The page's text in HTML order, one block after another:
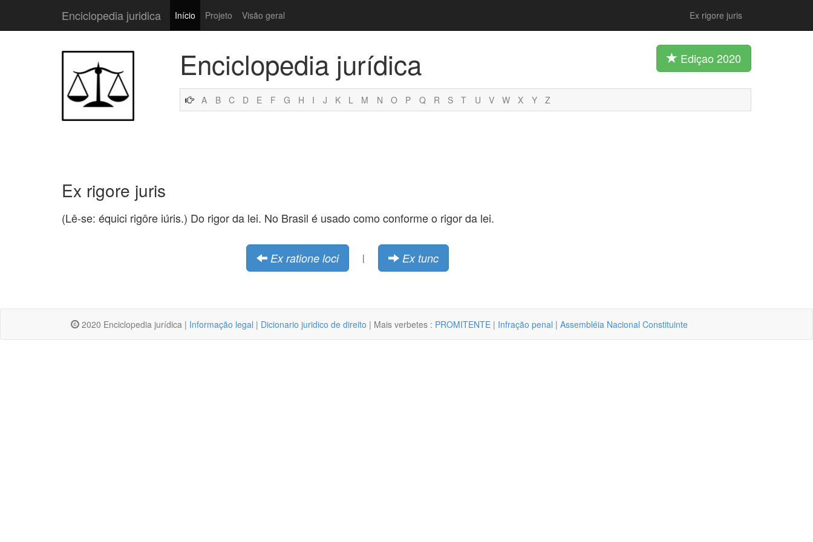
Enciclopedia juridica Início Projeto Visão geral Ex rigore juris
Enciclopedia jurídica Ediçao 2020
A B C D E F G H I J K L M N O P Q R S T U V W X Y Z
Ex rigore juris
(Lê-se: équici rigôre iúris.) Do rigor da lei. No Brasil é usado como conforme o rigor da lei.
Ex ratione loci | Ex tunc
2020 Enciclopedia jurídica | Informação legal | Dicionario juridico de direito | Mais verbetes : PROMITENTE | Infração penal | Assembléia Nacional Constituinte